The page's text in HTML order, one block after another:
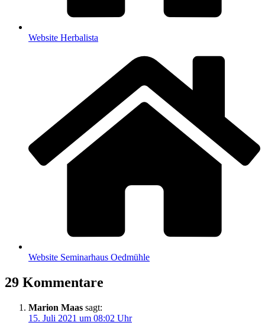
Web­site Herbalista
Web­site Semi­nar­haus Oedmühle
29 Kommentare
Marion Maas sagt:
15. Juli 2021 um 08:02 Uhr